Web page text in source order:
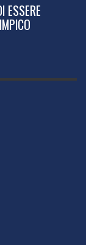
ESSERE